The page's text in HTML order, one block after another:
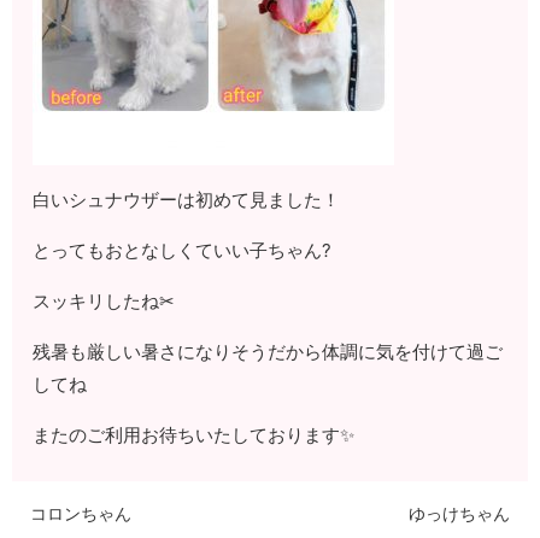
白いシュナウザーは初めて見ました！
とってもおとなしくていい子ちゃん?
スッキリしたね✂
残暑も厳しい暑さになりそうだから体調に気を付けて過ご
してね
またのご利用お待ちいたしております✨
コロンちゃん ゆっけちゃん